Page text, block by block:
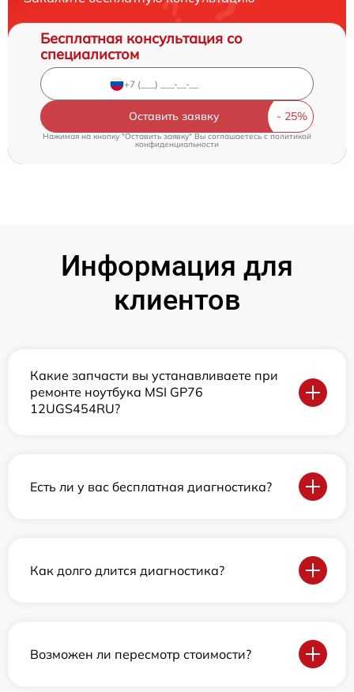
Бесплатная консультация со
специалистом
Оставить заявку
Нажимая на кнопку "Оставить заявку" Вы соглашаетесь cполитикой
конфиденциальности
Информация для
клиентов
Какие запчасти вы устанавливаете при
ремонте ноутбука MSI GP76
12UGS454RU?
Есть ли у вас бесплатная диагностика?
Как долго длится диагностика?
Возможен ли пересмотр стоимости?